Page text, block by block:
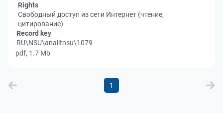
Rights
Свободный доступ из сети Интернет (чтение,
цитирование)
Record key
RU\NSU\analitnsu\1079
pdf, 1.7 Mb
1